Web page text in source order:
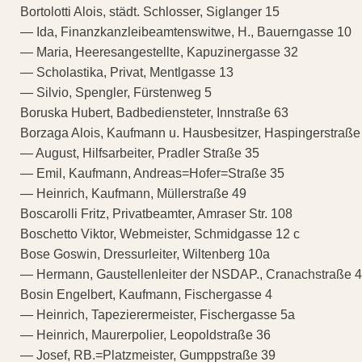
Bortolotti Alois, städt. Schlosser, Siglanger 15
— Ida, Finanzkanzleibeamtenswitwe, H., Bauerngasse 10
— Maria, Heeresangestellte, Kapuzinergasse 32
— Scholastika, Privat, Mentlgasse 13
— Silvio, Spengler, Fürstenweg 5
Boruska Hubert, Badbediensteter, Innstraße 63
Borzaga Alois, Kaufmann u. Hausbesitzer,
— August, Hilfsarbeiter, Pradler Straße 35
— Emil, Kaufmann, Andreas=Hofer=Straße 35
— Heinrich, Kaufmann, Müllerstraße 49
Boscarolli Fritz, Privatbeamter, Amraser Str. 108
Boschetto Viktor, Webmeister, Schmidgasse 12 c
Bose Goswin, Dressurleiter, Wiltenberg 10a
— Hermann, Gaustellenleiter der NSDAP., Cranachstraße 4
Bosin Engelbert, Kaufmann, Fischergasse 4
— Heinrich, Tapezierermeister, Fischergasse 5a
— Heinrich, Maurerpolier, Leopoldstraße 36
— Josef, RB.=Platzmeister, Gumppstraße 39